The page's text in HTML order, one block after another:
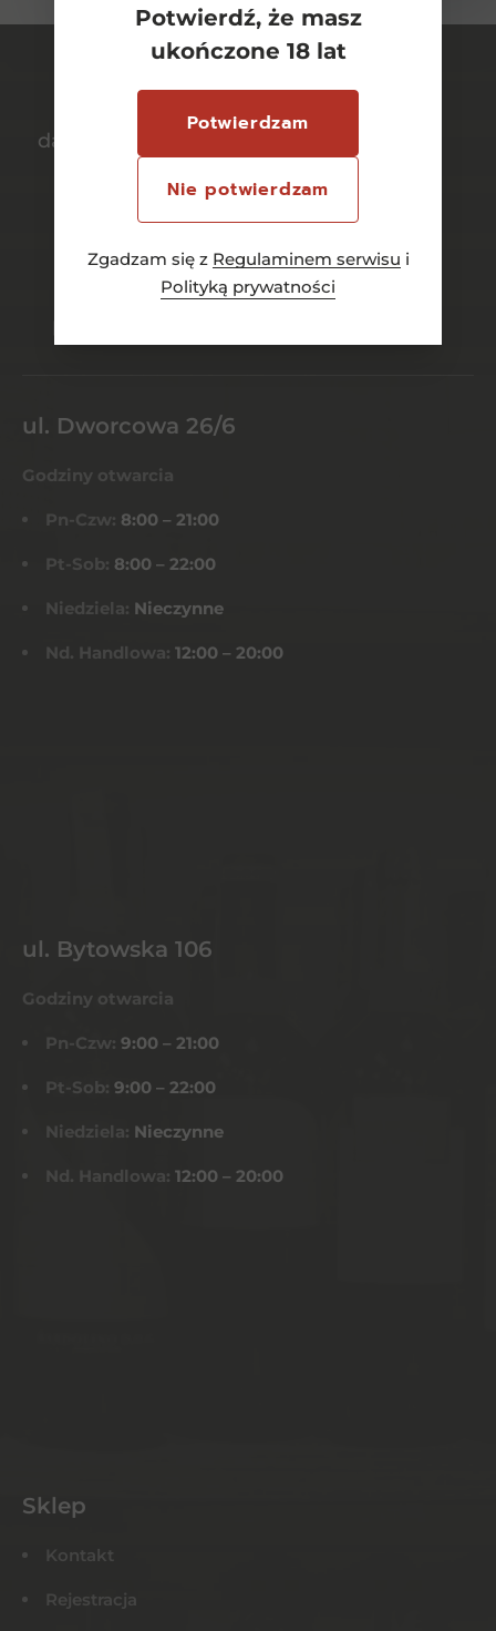
Potwierdź, że masz
ukończone 18 lat
Potwierdzam
Nie potwierdzam
Zgadzam się z Regulaminem serwisu i
Polityką prywatności
darmowa dostawa
bezpieczne
szeroki wybór
ul. Dworcowa 26/6
Godziny otwarcia
Pn-Czw: 8:00 – 21:00
Pt-Sob: 8:00 – 22:00
Niedziela: Nieczynne
Nd. Handlowa: 12:00 – 20:00
ul. Bytowska 106
Godziny otwarcia
Pn-Czw: 9:00 – 21:00
Pt-Sob: 9:00 – 22:00
Niedziela: Nieczynne
Nd. Handlowa: 12:00 – 20:00
Sklep
Kontakt
Rejestracja